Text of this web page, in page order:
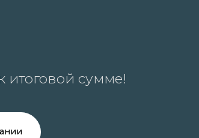
итоговой сумме!